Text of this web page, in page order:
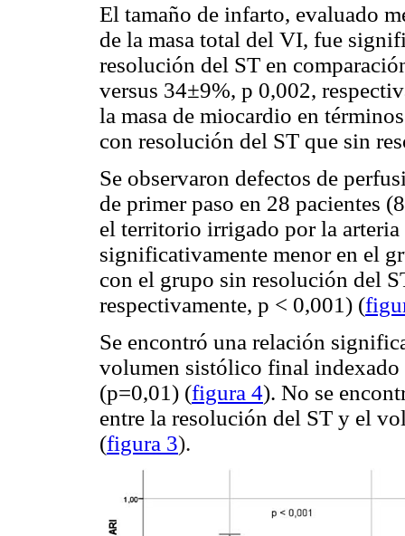
El tamaño de infarto, evaluado
de la masa total del VI, fue
resolución del ST en
versus 34±9%, p 0,002,
la masa de miocardio en
con resolución del ST que sin
Se observaron defectos de
de primer paso en 28 pacientes
el territorio irrigado por la
significativamente menor en el
con el grupo sin resolución del
respectivamente, p < 0,001) (
Se encontró una relación
volumen sistólico final
(p=0,01) (figura 4). No se
entre la resolución del ST y el
(figura 3).